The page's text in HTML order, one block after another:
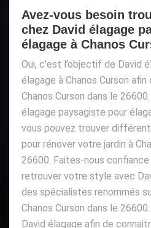
Avez-vous besoin
chez David élagage
élagage à Chanos
Oui, c’est l’objectif de David
élagage à Chanos Curson
Chanos Curson dans le
élagage paysagiste pour
vous pouvez trouver
pour rénover votre jardin à
26600. Faites-nous
retrouver votre style avec
des spécialistes renommés
Chanos Curson dans le
David élagage afin de